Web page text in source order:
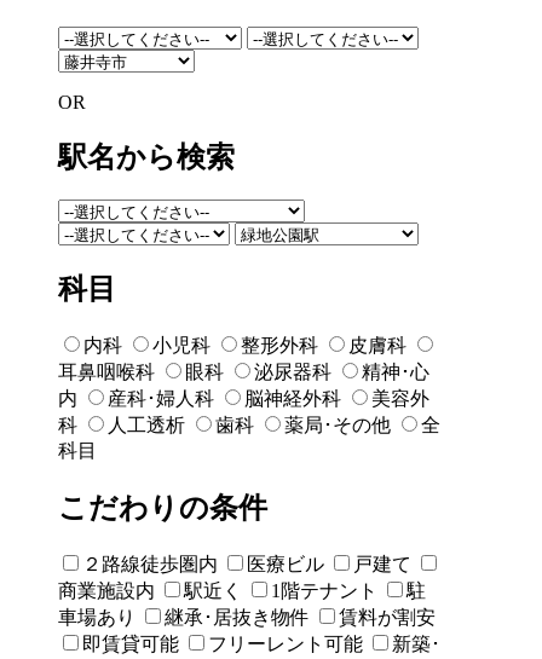
OR
駅名から検索
科目
内科 小児科 整形外科
皮膚科
耳鼻咽喉科
眼科 泌尿器科
精神･心
内
産科･婦人科 脳神経外科
美容外
科
人工透析 歯科 薬局･その他
全
科目
こだわりの条件
２路線徒歩圏内 医療ビル
戸建て
商業施設内
駅近く 1階テナント
駐
車場あり
継承･居抜き物件
賃料が割安
即賃貸可能
フリーレント可能
新築･